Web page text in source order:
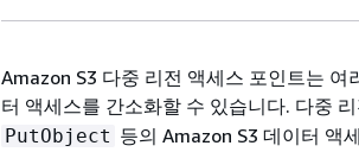
Amazon S3 다중 리전 액세스 포인트는 여
터 액세스를 간소화할 수 있습니다. 다중
PutObject 등의 Amazon S3 데이터 액